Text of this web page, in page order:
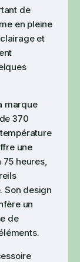
de
en pleine
et
marque
370
une
heures,
Son design
un
de